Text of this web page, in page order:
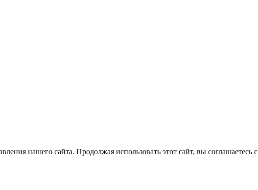
нашего сайта. Продолжая использовать этот сайт, вы соглашаетесь c